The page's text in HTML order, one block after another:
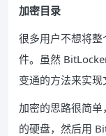
加密目录
很多用户不想将
件。虽然
变通的方法来实现
加密的思路很简
的硬盘，然后用